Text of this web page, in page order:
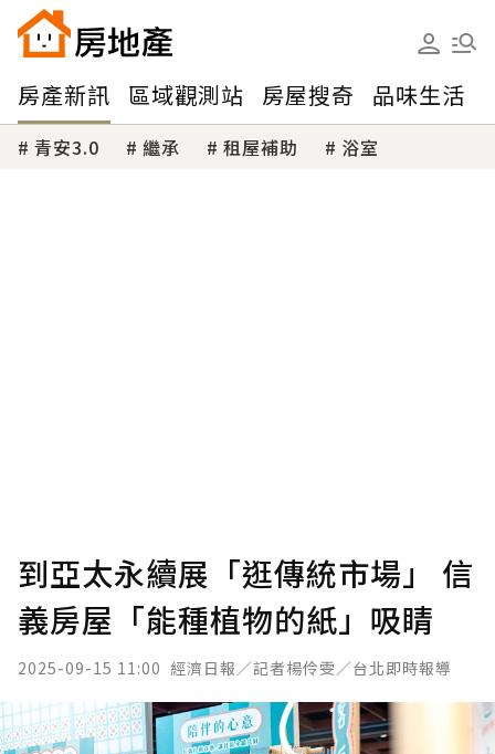
房產新訊 區域觀測站 房屋搜奇 品味生活
青安3.0 繼承 租屋補助 浴室
到亞太永續展「逛傳統市場」 信
義房屋「能種植物的紙」吸睛
2025-09-15 11:00 經濟日報／記者楊伶雯／台北即時報導